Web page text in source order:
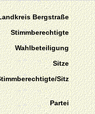
Bergstraße
Stimmberechtigte
Wahlbeteiligung
Sitze
Sitz
Partei